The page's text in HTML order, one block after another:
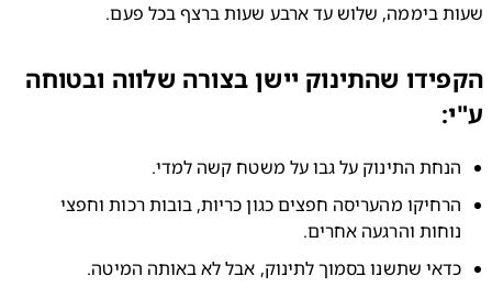
ביממה, שלוש עד ארבע שעות ברצף בכל פעם.
שהתינוק יישן בצורה שלווה ובטוחה
התינוק על גבו על משטח קשה למדי.
הרחיקו מהעריסה חפצים כגון כריות, בובות רכות וחפצי
והרגעה אחרים.
שתשנו בסמוך לתינוק, אבל לא באותה המיטה.